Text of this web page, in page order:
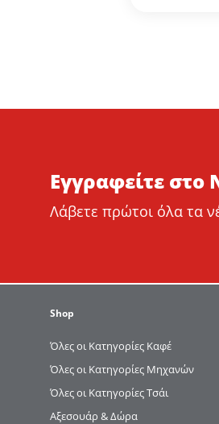
Εγγραφείτε
Λάβετε πρώτοι όλα τα
Shop
Όλες οι Κατηγορίες Καφέ
Όλες οι Κατηγορίες Μηχανών
Όλες οι Κατηγορίες Τσάι
Αξεσουάρ & Δώρα